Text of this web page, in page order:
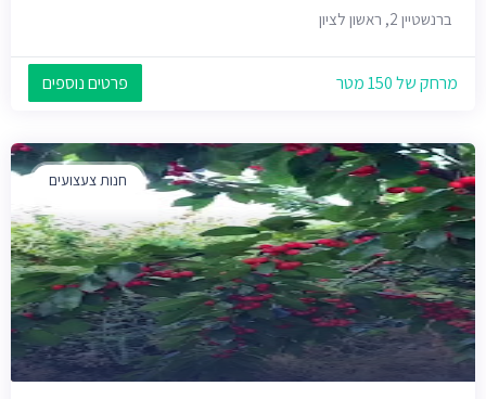
ברנשטיין 2, ראשון לציון
מרחק של 150 מטר פרטים נוספים
חנות צעצועים